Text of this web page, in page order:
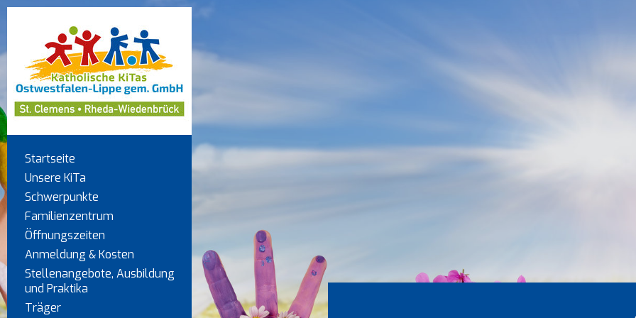
Startseite
Unsere KiTa
Schwerpunkte
Familienzentrum
Öffnungszeiten
Anmeldung & Kosten
Stellenangebote, Ausbildung
und Praktika
Träger